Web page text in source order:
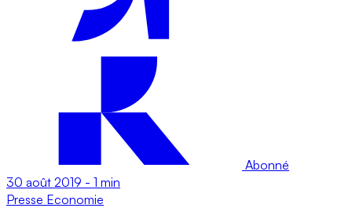
Abonné
30 août 2019 - 1 min
Presse Economie